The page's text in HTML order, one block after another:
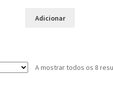
Adicionar
A mostrar todos os 8